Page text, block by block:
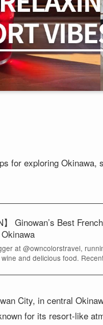
for exploring Okinawa,
】 Ginowan’s Best
at @owncolorstravel,
and delicious food.
City, in central
for its resort-like